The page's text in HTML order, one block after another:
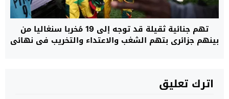
تهم جنائية ثقيلة قد توجه إلى 19 مُخربا سنغاليا من
بينهم جزائري بتهم الشغب والاعتداء والتخريب في نهائي
اترك تعليق